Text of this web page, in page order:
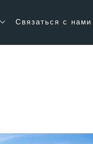
Связаться с нами